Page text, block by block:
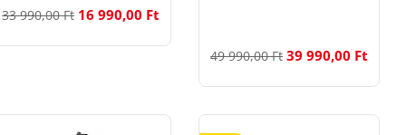
33 990,00 Ft 16 990,00 Ft
49 990,00 Ft 39 990,00 Ft